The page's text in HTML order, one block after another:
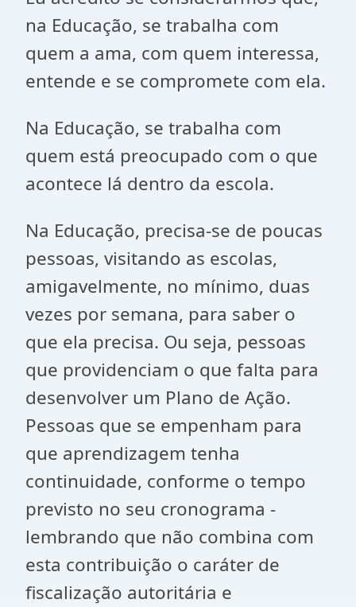
na Educação, se trabalha com
quem a ama, com quem interessa,
entende e se compromete com ela.
Na Educação, se trabalha com
quem está preocupado com o que
acontece lá dentro da escola.
Na Educação, precisa-se de poucas
pessoas, visitando as escolas,
amigavelmente, no mínimo, duas
vezes por semana, para saber o
que ela precisa. Ou seja, pessoas
que providenciam o que falta para
desenvolver um Plano de Ação.
Pessoas que se empenham para
que aprendizagem tenha
continuidade, conforme o tempo
previsto no seu cronograma -
lembrando que não combina com
esta contribuição o caráter de
fiscalização autoritária e